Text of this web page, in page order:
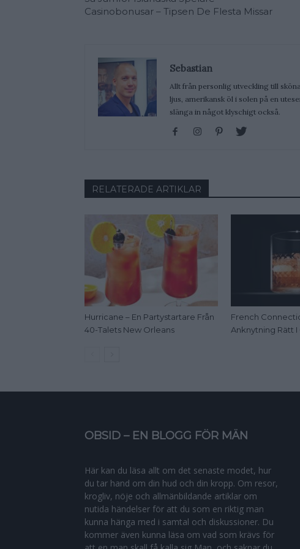
Casinobonusar – Tipsen De Flesta Missar
Sebastian
Allt från personlig utveckling till
ljus, amerikansk öl i solen på en
slänga in något klyschigt också.
RELATERADE ARTIKLAR
Hurricane – En Partystartare Från
40-Talets New Orleans
French
Anknytning Rätt I
OBSID – EN BLOGG FÖR MÄN
Här kan du läsa allt om det senaste modet, hur
du tar hand om din hud och din kropp. Om resor,
krogliv, nöje och allmänbildande artiklar om
nutida händelser för att du som en riktig man
kunna hänga med i samtal och diskussioner. Du
kommer även kunna läsa om vad som krävs för